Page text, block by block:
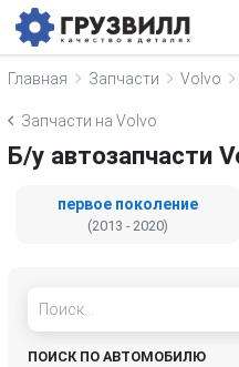
Главная Запчасти Volvo
Запчасти на Volvo
Б/у автозапчасти
первое поколение
(2013 - 2020)
ПОИСК ПО АВТОМОБИЛЮ